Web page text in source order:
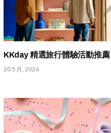
KKday 精選旅行體驗活動推薦
20 5 月, 2026